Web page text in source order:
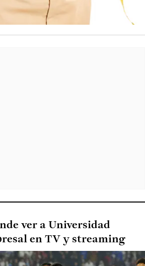
ver a Universidad
en TV y streaming